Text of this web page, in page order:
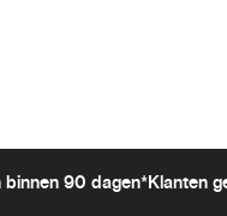
90 dagen*Klanten